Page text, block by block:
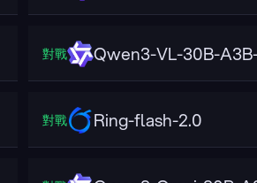
對戰 Qwen3-VL-30B-
對戰 Ring-flash-2.0